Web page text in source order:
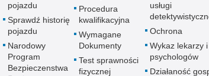
pojazdu
Sprawdź historię
pojazdu
Narodowy
Program
Bezpieczenstwa
Procedura
kwalifikacyjna
Wymagane
Dokumenty
Test sprawności
fizycznej
usługi
Ochrona
Wykaz lekarzy i
psychologów
Działaność